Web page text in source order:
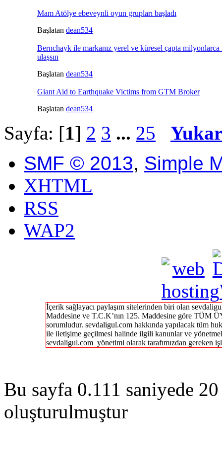
Mam Atölye ebeveynli oyun grupları başladı
Başlatan dean534
Bernchayk ile markanız yerel ve küresel çapta milyonlarca
ulaşsın
Başlatan dean534
Giant Aid to Earthquake Victims from GTM Broker
Başlatan dean534
Sayfa: [1] 2 3 ... 25
SMF © 2013, Simple
XHTML
RSS
WAP2
İçerik sağlayacı paylaşım sitelerinden biri olan
Maddesine ve T.C.K’nın 125. Maddesine göre TÜM
sorumludur. sevdaligul.com hakkında yapılacak tüm
ile iletişime geçilmesi halinde ilgili kanunlar ve
sevdaligul.com yönetimi olarak tarafımızdan gereken
Bu sayfa 0.111 saniyede
oluşturulmuştur